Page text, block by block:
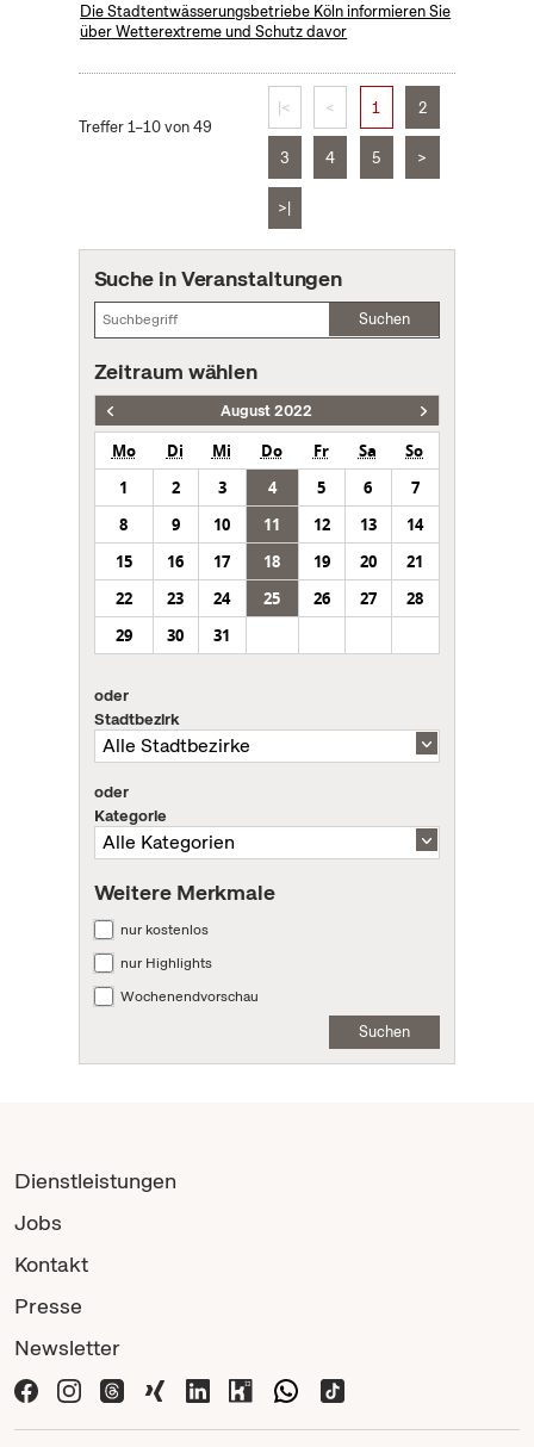
Die Stadtentwässerungsbetriebe Köln informieren Sie
über Wetterextreme und Schutz davor
Treffer 1–10 von 49
|< < 1 2
3 4 5 >
>|
Suche in Veranstaltungen
Suchen
Zeitraum wählen
August 2022
Mo Di Mi Do Fr Sa
So
1
2 3 4 5 6
7
8
9 10 11 12 13
14
15
16 17 18 19 20
21
22
23 24 25 26 27
28
29
30 31
oder
Stadtbezirk
oder
Kategorie
Weitere Merkmale
nur kostenlos
nur Highlights
Wochenendvorschau
Suchen
Dienstleistungen
Jobs
Kontakt
Presse
Newsletter